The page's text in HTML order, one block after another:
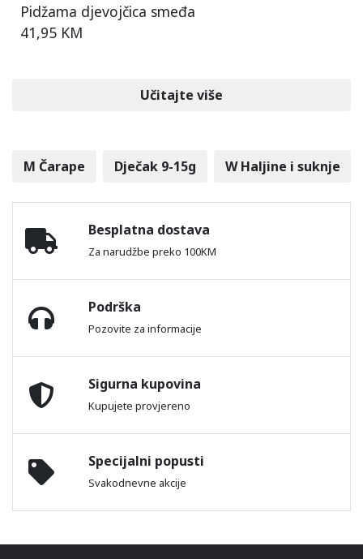
Pidžama djevojčica smeđa
41,95 KM
Učitajte više
M Čarape Dječak 9-15g W Haljine i suknje
Besplatna dostava
Za narudžbe preko 100KM
Podrška
Pozovite za informacije
Sigurna kupovina
Kupujete provjereno
Specijalni popusti
Svakodnevne akcije